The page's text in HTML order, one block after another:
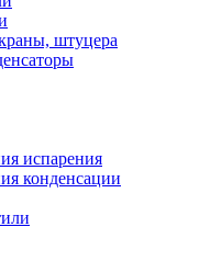
штуцера
испарения
конденсации